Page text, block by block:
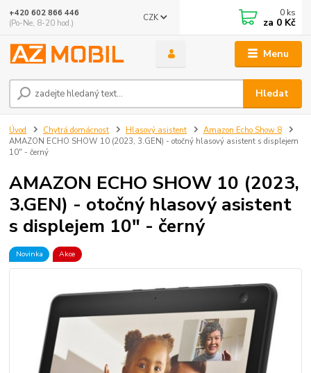
Menu
CZK
Hledat
+420 602 866 446
(Po-Ne, 8-20 hod.)
0 ks
za 0 Kč
Úvod Chytrá domácnost Hlasový asistent
Amazon Echo Show 8
AMAZON ECHO SHOW 10 (2023, 3.GEN) - otočný hlasový asistent s displejem
10" - černý
AMAZON ECHO SHOW 10 (2023,
3.GEN) - otočný hlasový asistent
s displejem 10" - černý
Novinka Akce